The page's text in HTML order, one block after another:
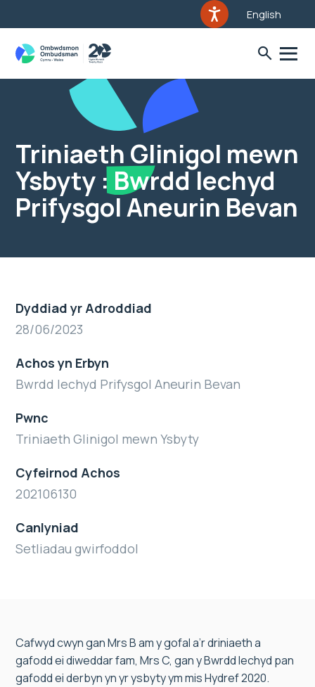
English
Triniaeth Glinigol mewn
Ysbyty : Bwrdd Iechyd
Prifysgol Aneurin Bevan
Dyddiad yr Adroddiad
28/06/2023
Achos yn Erbyn
Bwrdd Iechyd Prifysgol Aneurin Bevan
Pwnc
Triniaeth Glinigol mewn Ysbyty
Cyfeirnod Achos
202106130
Canlyniad
Setliadau gwirfoddol
Cafwyd cwyn gan Mrs B am y gofal a’r driniaeth a
gafodd ei diweddar fam, Mrs C, gan y Bwrdd Iechyd pan
gafodd ei derbyn yn yr ysbyty ym mis Hydref 2020.